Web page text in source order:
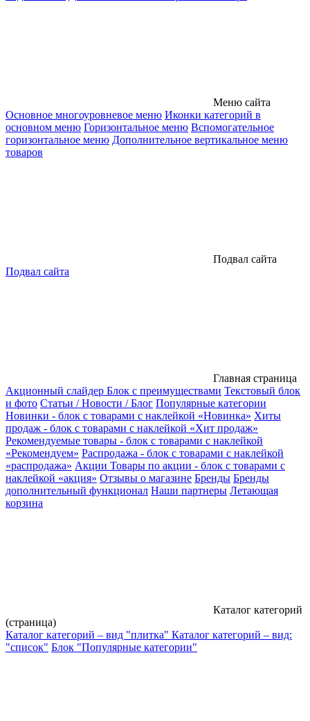
Меню сайта
Основное многоуровневое меню Иконки категорий в
основном меню Горизонтальное меню Вспомогательное
горизонтальное меню Дополнительное вертикальное меню
товаров
Подвал сайта
Подвал сайта
Главная страница
Акционный слайдер Блок с преимуществами Текстовый блок
и фото Статьи / Новости / Блог Популярные категории
Новинки - блок с товарами с наклейкой «Новинка» Хиты
продаж - блок с товарами с наклейкой «Хит продаж»
Рекомендуемые товары - блок с товарами с наклейкой
«Рекомендуем» Распродажа - блок с товарами с наклейкой
«распродажа» Акции Товары по акции - блок с товарами с
наклейкой «акция» Отзывы о магазине Бренды Бренды
дополнительный функционал Наши партнеры Летающая
корзина
Каталог категорий
(страница)
Каталог категорий – вид "плитка" Каталог категорий – вид:
"список" Блок "Популярные категории"